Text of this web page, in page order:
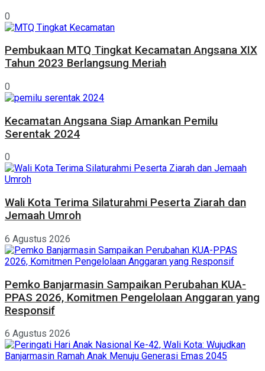
0
Pembukaan MTQ Tingkat Kecamatan Angsana XIX
Tahun 2023 Berlangsung Meriah
0
Kecamatan Angsana Siap Amankan Pemilu
Serentak 2024
0
Wali Kota Terima Silaturahmi Peserta Ziarah dan
Jemaah Umroh
6 Agustus 2026
Pemko Banjarmasin Sampaikan Perubahan KUA-
PPAS 2026, Komitmen Pengelolaan Anggaran yang
Responsif
6 Agustus 2026